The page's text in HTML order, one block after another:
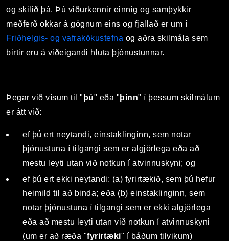
og skilið þá. Þú viðurkennir einnig og samþykkir
meðferð okkar á gögnum eins og fjallað er um í
Friðhelgis- og vafrakökustefna og aðra skilmála sem
birtir eru á viðeigandi hluta þjónustunnar.
Þegar við vísum til " þú" eða " þinn" í þessum skilmálum
er átt við:
ef þú ert neytandi, einstaklinginn, sem notar
þjónustuna í tilgangi sem er algjörlega eða að
mestu leyti utan við notkun í atvinnuskyni; og
ef þú ert ekki neytandi: (a) fyrirtækið, sem þú hefur
heimild til að binda; eða (b) einstaklinginn, sem
notar þjónustuna í tilgangi sem er ekki algjörlega
eða að mestu leyti utan við notkun í atvinnuskyni
(um er að ræða "fyrirtæki" í báðum tilvikum)